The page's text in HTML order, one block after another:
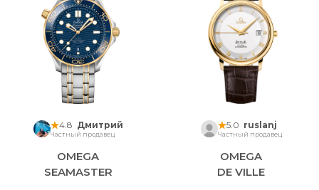
4.8 Дмитрий
Частный продавец
OMEGA
SEAMASTER
5.0 ruslanj
Частный продавец
OMEGA
DE VILLE